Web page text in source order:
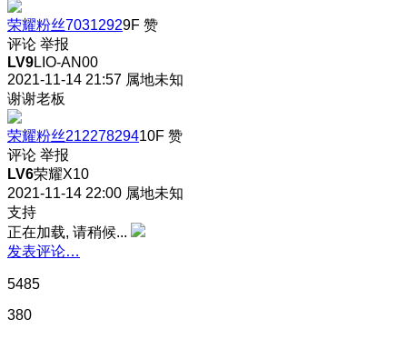
荣耀粉丝70312929F 赞
评论 举报
LV9LIO-AN00
2021-11-14 21:57 属地未知
谢谢老板
荣耀粉丝21227829410F 赞
评论 举报
LV6荣耀X10
2021-11-14 22:00 属地未知
支持
正在加载, 请稍候...
发表评论…
5485
380